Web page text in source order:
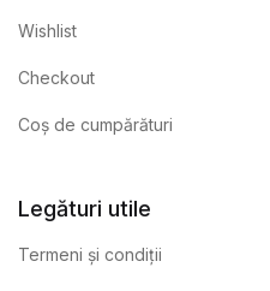
Wishlist
Checkout
Coș de cumpărături
Legături utile
Termeni și condiții